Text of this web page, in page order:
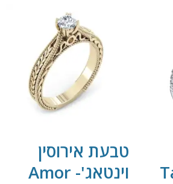
טבעת אירוסין
וינטאג'- Amor